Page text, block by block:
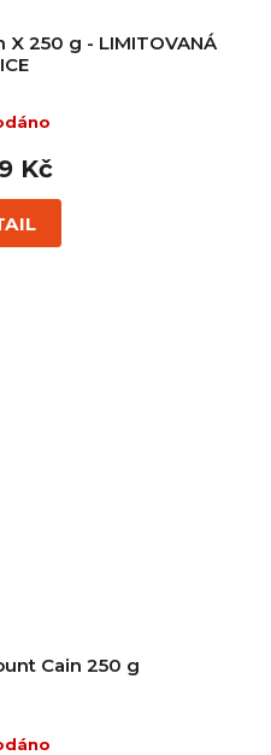
X 250 g - LIMITOVANÁ
Kč
Cain 250 g